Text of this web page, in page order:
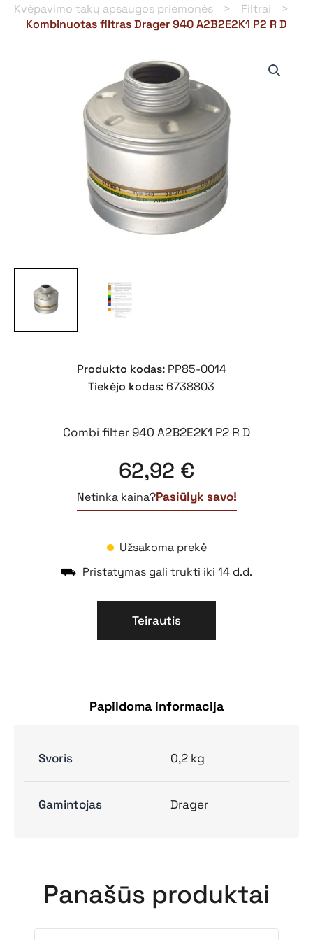
Kvėpavimo takų apsaugos priemonės
Filtrai
Kombinuotas filtras Drager 940 A2B2E2K1 P2 R D
Produkto kodas: PP85-0014
Tiekėjo kodas: 6738803
Combi filter 940 A2B2E2K1 P2 R D
62,92 €
Netinka kaina?Pasiūlyk savo!
Užsakoma prekė
⛟ Pristatymas gali trukti iki 14 d.d.
Teirautis
Papildoma informacija
Svoris 0,2 kg
Gamintojas Drager
Panašūs produktai